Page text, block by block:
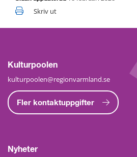
Skriv ut
Kulturpoolen
kulturpoolen@regionvarmland.se
Fler kontaktuppgifter
Nyheter